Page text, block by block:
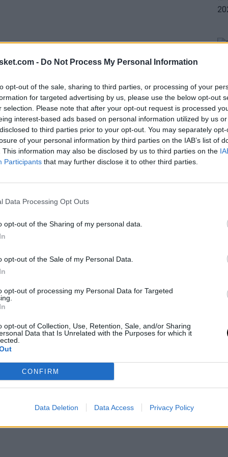
- Do Not Process My Personal Information
opt-out of the sale, sharing to third parties, or processing of your
for targeted advertising by us, please use the below opt-out
selection. Please note that after your opt-out request is processed
interest-based ads based on personal information utilized by us
to third parties prior to your opt-out. You may separately
of your personal information by third parties on the IAB’s list of
This information may also be disclosed by us to third parties on the
Participants that may further disclose it to other third parties.
Data Processing Opt Outs
opt-out of the Sharing of my personal data.
opt-out of the Sale of my Personal Data.
opt-out of processing my Personal Data for Targeted
opt-out of Collection, Use, Retention, Sale, and/or Sharing
Data that Is Unrelated with the Purposes for which it
CONFIRM
Data Deletion Data Access Privacy Policy
is@Giannis_An34 ! He finished
points.
sits 3rd in the@NBAwith 27.2 Points Per
de origen montenegrino anotó 24 puntos
por 126-109. El máximo anotador de los
Jrue Holiday, que anotó 30 puntos. Anthony
mejores fueron Nowitzki y Smith Jr. Con 23
ante Brooklyn Nets por 123-120 y de Indiana Pacers sobre